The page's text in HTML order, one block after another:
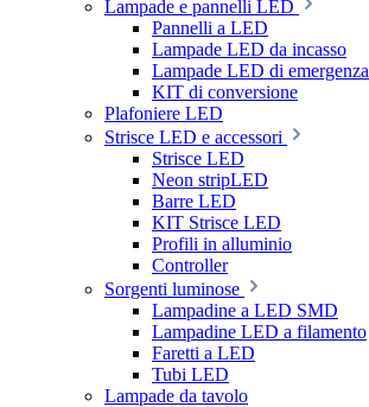
Lampade e pannelli LED
Pannelli a LED
Lampade LED da incasso
Lampade LED di emergenza
KIT di conversione
Plafoniere LED
Strisce LED e accessori
Strisce LED
Neon stripLED
Barre LED
KIT Strisce LED
Profili in alluminio
Controller
Sorgenti luminose
Lampadine a LED SMD
Lampadine LED a filamento
Faretti a LED
Tubi LED
Lampade da tavolo